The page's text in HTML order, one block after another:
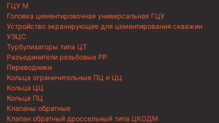
ГЦУ М
Головка цементировочная универсальная ГЦУ
Устройство экранирующее для цементирования скважин
УЭЦС
Турбулизаторы типа ЦТ
Разъединители резьбовые РР
Переводники
Кольца ограничительные ПЦ и ЦЦ
Кольца ЦЦ
Кольца ПЦ
Клапаны обратные
Клапан обратный дроссельный типа ЦКОДМ